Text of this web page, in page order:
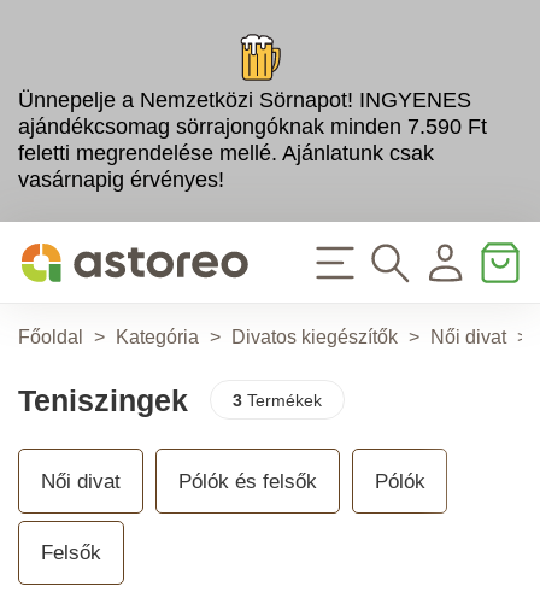
Ünnepelje a Nemzetközi Sörnapot! INGYENES
ajándékcsomag sörrajongóknak minden 7.590 Ft
feletti megrendelése mellé. Ajánlatunk csak
vasárnapig érvényes!
Főoldal > Kategória > Divatos kiegészítők > Női divat >
Teniszingek 3Termékek
Női divat Pólók és felsők Pólók
Felsők